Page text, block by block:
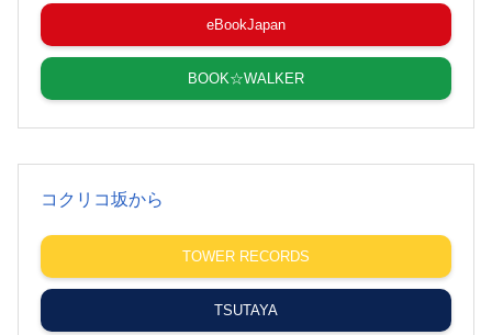
eBookJapan
BOOK☆WALKER
コクリコ坂から
TOWER RECORDS
TSUTAYA